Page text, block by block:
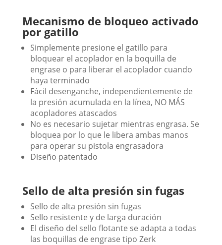
Mecanismo de bloqueo activado
por gatillo
Simplemente presione el gatillo para
bloquear el acoplador en la boquilla de
engrase o para liberar el acoplador cuando
haya terminado
Fácil desenganche, independientemente de
la presión acumulada en la línea, NO MÁS
acopladores atascados
No es necesario sujetar mientras engrasa. Se
bloquea por lo que le libera ambas manos
para operar su pistola engrasadora
Diseño patentado
Sello de alta presión sin fugas
Sello de alta presión sin fugas
Sello resistente y de larga duración
El diseño del sello flotante se adapta a todas
las boquillas de engrase tipo Zerk